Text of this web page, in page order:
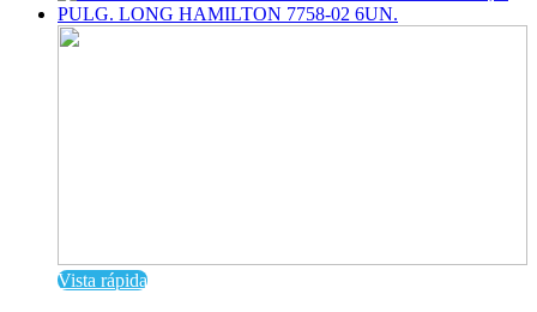
Vista rápida